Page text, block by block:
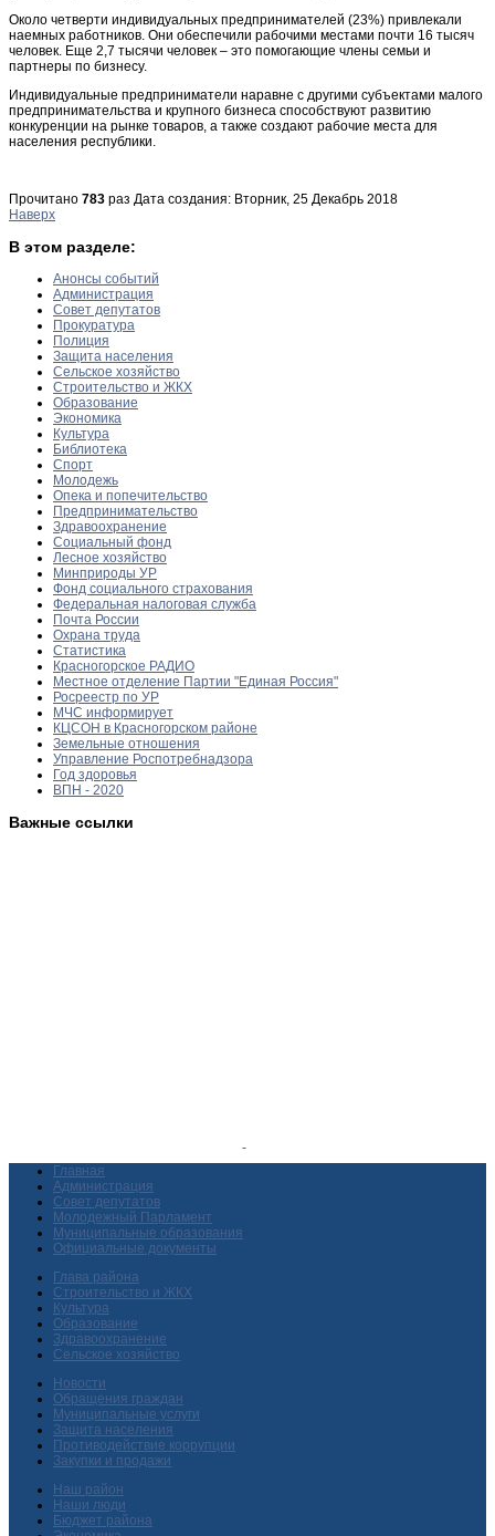
Около четверти индивидуальных предпринимателей (23%) привлекали
наемных работников. Они обеспечили рабочими местами почти 16 тысяч
человек. Еще 2,7 тысячи человек – это помогающие члены семьи и
партнеры по бизнесу.
Индивидуальные предприниматели наравне с другими субъектами малого
предпринимательства и крупного бизнеса способствуют развитию
конкуренции на рынке товаров, а также создают рабочие места для
населения республики.
Прочитано 783 раз Дата создания: Вторник, 25 Декабрь 2018
Наверх
В этом разделе:
Анонсы событий
Администрация
Совет депутатов
Прокуратура
Полиция
Защита населения
Сельское хозяйство
Строительство и ЖКХ
Образование
Экономика
Культура
Библиотека
Спорт
Молодежь
Опека и попечительство
Предпринимательство
Здравоохранение
Социальный фонд
Лесное хозяйство
Минприроды УР
Фонд социального страхования
Федеральная налоговая служба
Почта России
Охрана труда
Статистика
Красногорское РАДИО
Местное отделение Партии "Единая Россия"
Росреестр по УР
МЧС информирует
КЦСОН в Красногорском районе
Земельные отношения
Управление Роспотребнадзора
Год здоровья
ВПН - 2020
Важные ссылки
Главная
Администрация
Совет депутатов
Молодежный Парламент
Муниципальные образования
Официальные документы
Глава района
Строительство и ЖКХ
Культура
Образование
Здравоохранение
Сельское хозяйство
Новости
Обращения граждан
Муниципальные услуги
Защита населения
Противодействие коррупции
Закупки и продажи
Наш район
Наши люди
Бюджет района